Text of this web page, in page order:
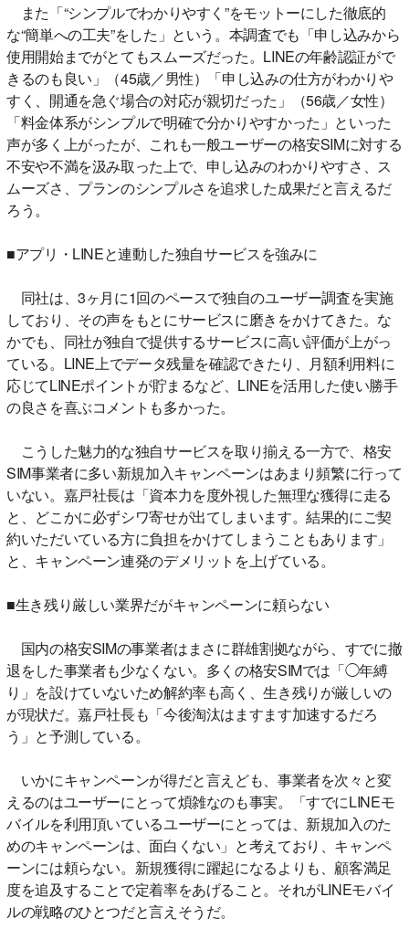
また「“シンプルでわかりやすく”をモットーにした徹底的
な“簡単への工夫”をした」という。本調査でも「申し込みから
使用開始までがとてもスムーズだった。LINEの年齢認証がで
きるのも良い」（45歳／男性）「申し込みの仕方がわかりや
すく、開通を急ぐ場合の対応が親切だった」（56歳／女性）
「料金体系がシンプルで明確で分かりやすかった」といった
声が多く上がったが、これも一般ユーザーの格安SIMに対する
不安や不満を汲み取った上で、申し込みのわかりやすさ、ス
ムーズさ、プランのシンプルさを追求した成果だと言えるだ
ろう。
■アプリ・LINEと連動した独自サービスを強みに
同社は、3ヶ月に1回のペースで独自のユーザー調査を実施
しており、その声をもとにサービスに磨きをかけてきた。な
かでも、同社が独自で提供するサービスに高い評価が上がっ
ている。LINE上でデータ残量を確認できたり、月額利用料に
応じてLINEポイントが貯まるなど、LINEを活用した使い勝手
の良さを喜ぶコメントも多かった。
こうした魅力的な独自サービスを取り揃える一方で、格安
SIM事業者に多い新規加入キャンペーンはあまり頻繁に行って
いない。嘉戸社長は「資本力を度外視した無理な獲得に走る
と、どこかに必ずシワ寄せが出てしまいます。結果的にご契
約いただいている方に負担をかけてしまうこともあります」
と、キャンペーン連発のデメリットを上げている。
■生き残り厳しい業界だがキャンペーンに頼らない
国内の格安SIMの事業者はまさに群雄割拠ながら、すでに撤
退をした事業者も少なくない。多くの格安SIMでは「◯年縛
り」を設けていないため解約率も高く、生き残りが厳しいの
が現状だ。嘉戸社長も「今後淘汰はますます加速するだろ
う」と予測している。
いかにキャンペーンが得だと言えども、事業者を次々と変
えるのはユーザーにとって煩雑なのも事実。「すでにLINEモ
バイルを利用頂いているユーザーにとっては、新規加入のた
めのキャンペーンは、面白くない」と考えており、キャンペ
ーンには頼らない。新規獲得に躍起になるよりも、顧客満足
度を追及することで定着率をあげること。それがLINEモバイ
ルの戦略のひとつだと言えそうだ。